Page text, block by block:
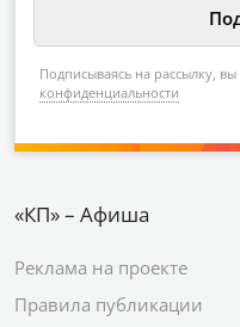
Подписываясь на рассылку, вы
конфиденциальности
«КП» – Афиша
Реклама на проекте
Правила публикации